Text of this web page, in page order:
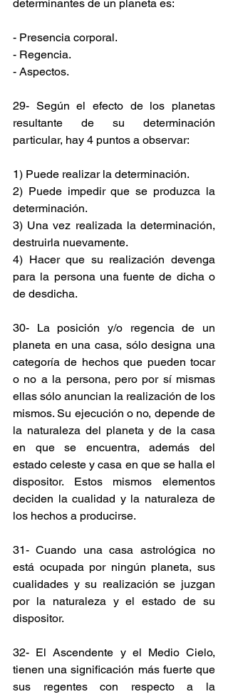
determinantes de un planeta es:
- Presencia corporal.
- Regencia.
- Aspectos.
29- Según el efecto de los planetas
resultante de su determinación
particular, hay 4 puntos a observar:
1) Puede realizar la determinación.
2) Puede impedir que se produzca la
determinación.
3) Una vez realizada la determinación,
destruirla nuevamente.
4) Hacer que su realización devenga
para la persona una fuente de dicha o
de desdicha.
30- La posición y/o regencia de un
planeta en una casa, sólo designa una
categoría de hechos que pueden tocar
o no a la persona, pero por sí mismas
ellas sólo anuncian la realización de los
mismos. Su ejecución o no, depende de
la naturaleza del planeta y de la casa
en que se encuentra, además del
estado celeste y casa en que se halla el
dispositor. Estos mismos elementos
deciden la cualidad y la naturaleza de
los hechos a producirse.
31- Cuando una casa astrológica no
está ocupada por ningún planeta, sus
cualidades y su realización se juzgan
por la naturaleza y el estado de su
dispositor.
32- El Ascendente y el Medio Cielo,
tienen una significación más fuerte que
sus regentes con respecto a la